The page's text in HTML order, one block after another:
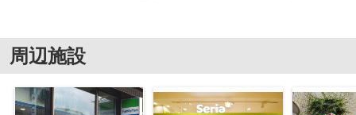
周辺施設